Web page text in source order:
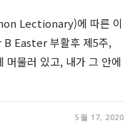
Lectionary)에 따른 이
B Easter 부활후 제5주,
머물러 있고, 내가 그 안에
5월 17, 2020